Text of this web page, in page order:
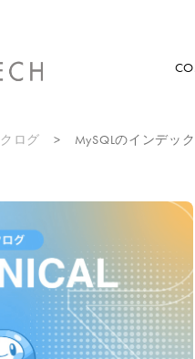
ログ MySQLのインデッ